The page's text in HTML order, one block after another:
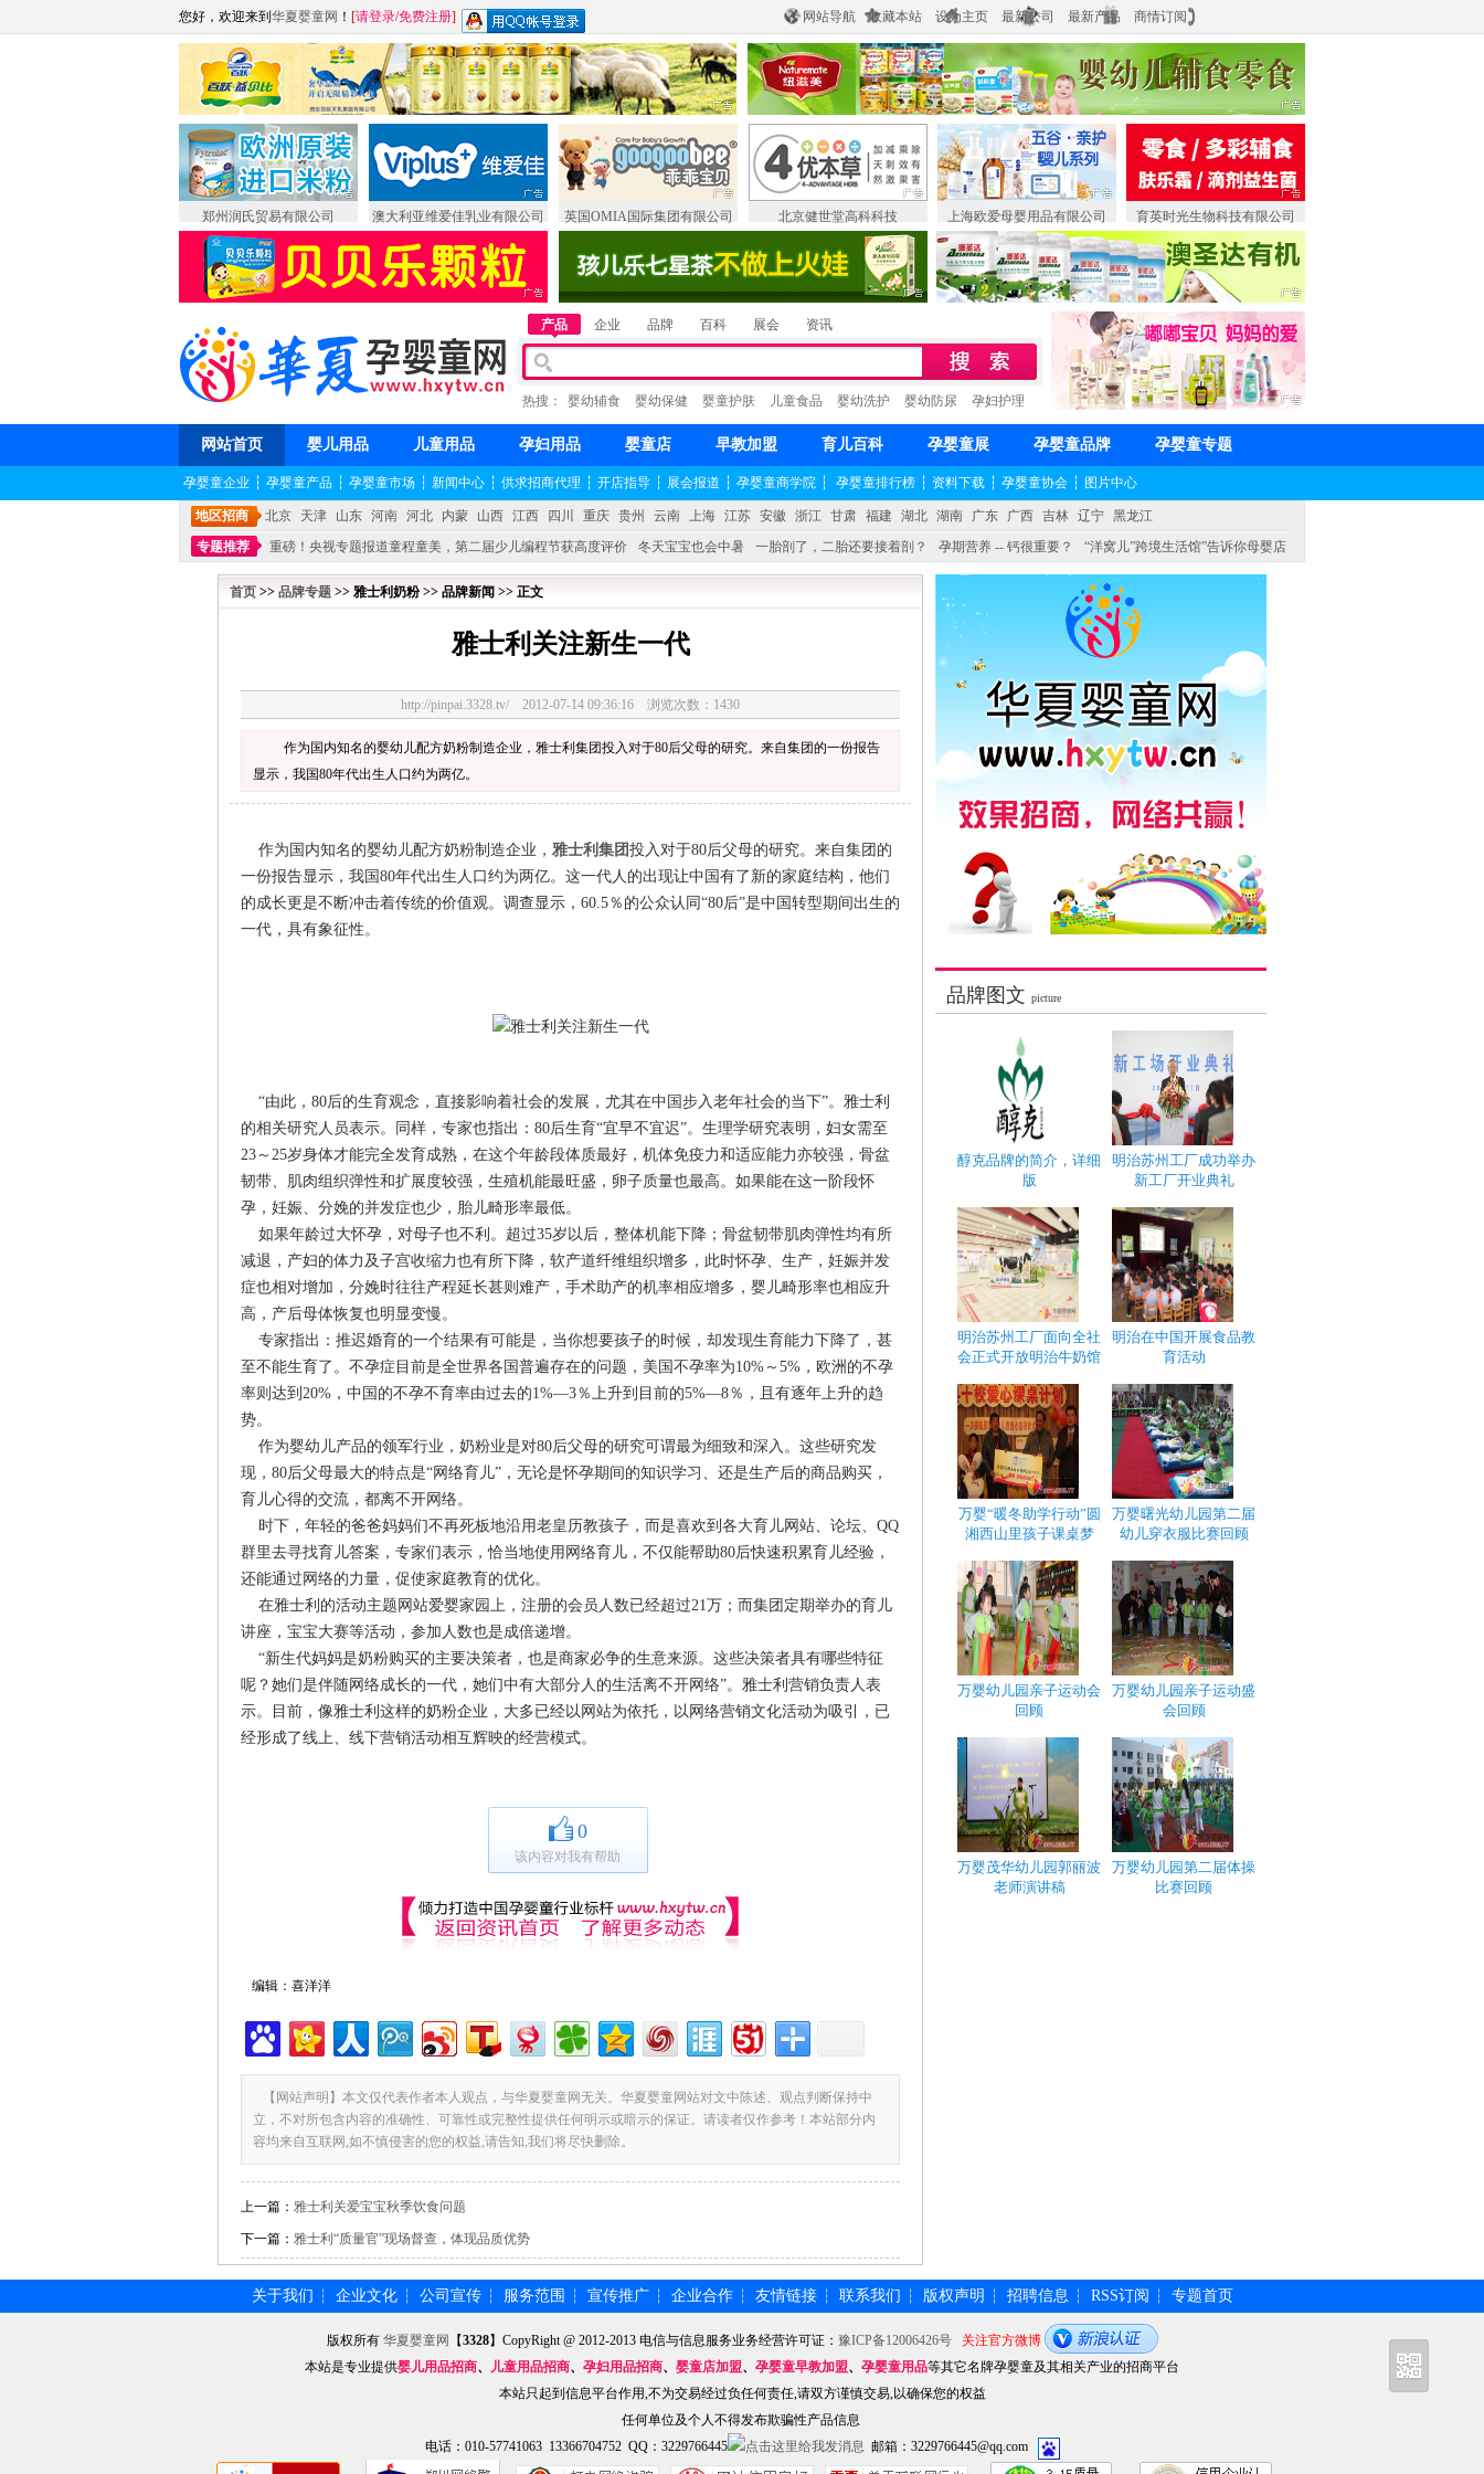
网站导航 收藏本站 设为主页 最新公司 最新产品 商情订阅
您好，欢迎来到 华夏婴童网 ！ [请登录/免费注册]
郑州润氏贸易有限公司 澳大利亚维爱佳乳业有限公司 英国OMIA国际集团有限公司 北京健世堂高科科技 上海欧爱母婴用品有限公司 育英时光生物科技有限公司
产品 企业 品牌 百科 展会 资讯
热搜： 婴幼辅食 婴幼保健 婴童护肤 儿童食品 婴幼洗护 婴幼防尿 孕妇护理
网站首页 婴儿用品 儿童用品 孕妇用品 婴童店 早教加盟 育儿百科 孕婴童展 孕婴童品牌 孕婴童专题
孕婴童企业 ┆ 孕婴童产品 ┆ 孕婴童市场 ┆ 新闻中心 ┆ 供求招商代理 ┆ 开店指导 ┆ 展会报道 ┆ 孕婴童商学院 ┆ 孕婴童排行榜 ┆ 资料下载 ┆ 孕婴童协会 ┆ 图片中心
地区招商 北京 天津 山东 河南 河北 内蒙 山西 江西 四川 重庆 贵州 云南 上海 江苏 安徽 浙江 甘肃 福建 湖北 湖南 广东 广西 吉林 辽宁 黑龙江
专题推荐
重磅！央视专题报道童程童美，第二届少儿编程节获高度评价 冬天宝宝也会中暑 一胎剖了，二胎还要接着剖？ 孕期营养 -- 钙很重要？
“洋窝儿”跨境生活馆”告诉你母婴店
不能再单纯地销售产品,而要向增强服务转型,毕竟母婴产品比较特殊。”
妇幼广场 免租了！
首页 >> 品牌专题 >> 雅士利奶粉 >> 品牌新闻 >> 正文
雅士利关注新生一代
http://pinpai.3328.tv/ 2012-07-14 09:36:16 浏览次数：1430
作为国内知名的婴幼儿配方奶粉制造企业，雅士利集团投入对于80后父母的研究。来自集团的一份报告
显示，我国80年代出生人口约为两亿。
作为国内知名的婴幼儿配方奶粉制造企业， 雅士利集团投入对于80后父母的研究。来自集团的
一份报告显示，我国80年代出生人口约为两亿。这一代人的出现让中国有了新的家庭结构，他们
的成长更是不断冲击着传统的价值观。调查显示，60.5％的公众认同“80后”是中国转型期间出生的
一代，具有象征性。
“由此，80后的生育观念，直接影响着社会的发展，尤其在中国步入老年社会的当下”。雅士利
的相关研究人员表示。同样，专家也指出：80后生育“宜早不宜迟”。生理学研究表明，妇女需至
23～25岁身体才能完全发育成熟，在这个年龄段体质最好，机体免疫力和适应能力亦较强，骨盆
韧带、肌肉组织弹性和扩展度较强，生殖机能最旺盛，卵子质量也最高。如果能在这一阶段怀
孕，妊娠、分娩的并发症也少，胎儿畸形率最低。
如果年龄过大怀孕，对母子也不利。超过35岁以后，整体机能下降；骨盆韧带肌肉弹性均有所
减退，产妇的体力及子宫收缩力也有所下降，软产道纤维组织增多，此时怀孕、生产，妊娠并发
症也相对增加，分娩时往往产程延长甚则难产，手术助产的机率相应增多，婴儿畸形率也相应升
高，产后母体恢复也明显变慢。
专家指出：推迟婚育的一个结果有可能是，当你想要孩子的时候，却发现生育能力下降了，甚
至不能生育了。不孕症目前是全世界各国普遍存在的问题，美国不孕率为10%～5%，欧洲的不孕
率则达到20%，中国的不孕不育率由过去的1%—3％上升到目前的5%—8％，且有逐年上升的趋
势。
作为婴幼儿产品的领军行业，奶粉业是对80后父母的研究可谓最为细致和深入。这些研究发
现，80后父母最大的特点是“网络育儿”，无论是怀孕期间的知识学习、还是生产后的商品购买，
育儿心得的交流，都离不开网络。
时下，年轻的爸爸妈妈们不再死板地沿用老皇历教孩子，而是喜欢到各大育儿网站、论坛、QQ
群里去寻找育儿答案，专家们表示，恰当地使用网络育儿，不仅能帮助80后快速积累育儿经验，
还能通过网络的力量，促使家庭教育的优化。
在雅士利的活动主题网站爱婴家园上，注册的会员人数已经超过21万；而集团定期举办的育儿
讲座，宝宝大赛等活动，参加人数也是成倍递增。
“新生代妈妈是奶粉购买的主要决策者，也是商家必争的生意来源。这些决策者具有哪些特征
呢？她们是伴随网络成长的一代，她们中有大部分人的生活离不开网络”。雅士利营销负责人表
示。目前，像雅士利这样的奶粉企业，大多已经以网站为依托，以网络营销文化活动为吸引，已
经形成了线上、线下营销活动相互辉映的经营模式。
0
该内容对我有帮助
编辑：喜洋洋
【网站声明】本文仅代表作者本人观点，与华夏婴童网无关。华夏婴童网站对文中陈述、观点判断保持中
立，不对所包含内容的准确性、可靠性或完整性提供任何明示或暗示的保证。请读者仅作参考！本站部分内
容均来自互联网,如不慎侵害的您的权益,请告知,我们将尽快删除。
上一篇： 雅士利关爱宝宝秋季饮食问题
下一篇： 雅士利“质量官”现场督查，体现品质优势
品牌图文 picture
醇克品牌的简介，详细
版
明治苏州工厂成功举办
新工厂开业典礼
明治苏州工厂面向全社
会正式开放明治牛奶馆
明治在中国开展食品教
育活动
万婴“暖冬助学行动”圆
湘西山里孩子课桌梦
万婴曙光幼儿园第二届
幼儿穿衣服比赛回顾
万婴幼儿园亲子运动会
回顾
万婴幼儿园亲子运动盛
会回顾
万婴茂华幼儿园郭丽波
老师演讲稿
万婴幼儿园第二届体操
比赛回顾
关于我们 ┆ 企业文化 ┆ 公司宣传 ┆ 服务范围 ┆ 宣传推广 ┆ 企业合作 ┆ 友情链接 ┆ 联系我们 ┆ 版权声明 ┆ 招聘信息 ┆ RSS订阅 ┆ 专题首页
版权所有 华夏婴童网 【3328】CopyRight @ 2012-2013 电信与信息服务业务经营许可证： 豫ICP备12006426号
关注官方微博
本站是专业提供婴儿用品招商、 儿童用品招商、 孕妇用品招商、 婴童店加盟、 孕婴童早教加盟、 孕婴童用品等其它名牌孕婴童及其相关产业的招商平台
本站只起到信息平台作用,不为交易经过负任何责任,请双方谨慎交易,以确保您的权益
任何单位及个人不得发布欺骗性产品信息
电话：010-57741063 13366704752 QQ：3229766445
邮箱：3229766445@qq.com